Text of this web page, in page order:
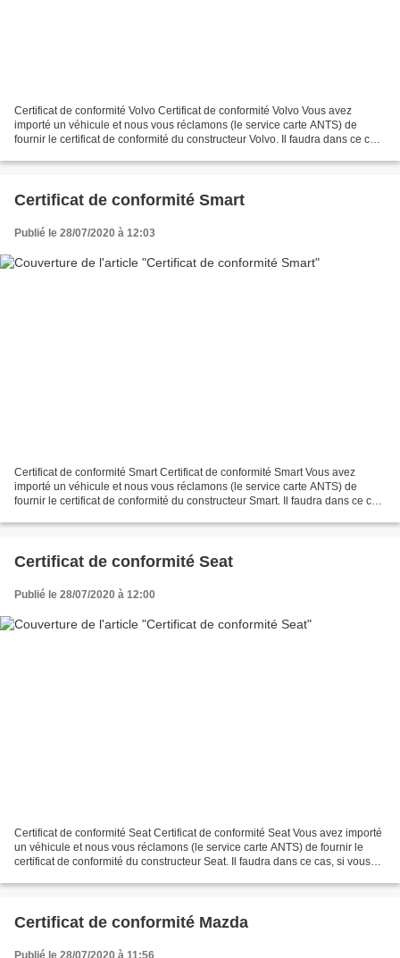
Certificat de conformité Volvo Certificat de conformité Volvo Vous avez
importé un véhicule et nous vous réclamons (le service carte ANTS) de
fournir le certificat de conformité du constructeur Volvo. Il faudra dans ce cas,
Certificat de conformité Smart
Publié le 28/07/2020 à 12:03
Certificat de conformité Smart Certificat de conformité Smart Vous avez
importé un véhicule et nous vous réclamons (le service carte ANTS) de
fournir le certificat de conformité du constructeur Smart. Il faudra dans ce cas,
Certificat de conformité Seat
Publié le 28/07/2020 à 12:00
Certificat de conformité Seat Certificat de conformité Seat Vous avez importé
un véhicule et nous vous réclamons (le service carte ANTS) de fournir le
certificat de conformité du constructeur Seat. Il faudra dans ce cas, si vous
Certificat de conformité Mazda
Publié le 28/07/2020 à 11:56